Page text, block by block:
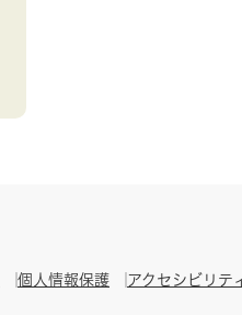
個人情報保護 アクセシビリテ